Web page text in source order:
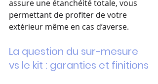
assure une étanchéité totale, vous
permettant de profiter de votre
extérieur même en cas d’averse.
La question du sur-mesure
vs le kit : garanties et finitions